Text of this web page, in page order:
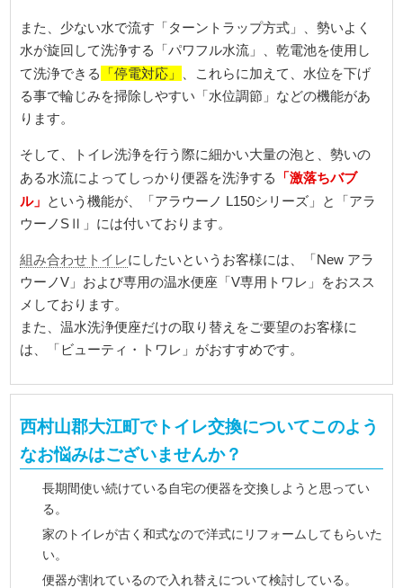
また、少ない水で流す「ターントラップ方式」、勢いよく
水が旋回して洗浄する「パワフル水流」、乾電池を使用し
て洗浄できる
「停電対応」
、これらに加えて、水位を下げ
る事で輪じみを掃除しやすい「水位調節」などの機能があ
ります。
そして、トイレ洗浄を行う際に細かい大量の泡と、勢いの
ある水流によってしっかり便器を洗浄する
「激落ちバブ
ル」
という機能が、「アラウーノ L150シリーズ」と「アラ
ウーノSⅡ」には付いております。
組み合わせトイレにしたいというお客様には、「New アラ
ウーノV」および専用の温水便座「V専用トワレ」をおスス
メしております。
また、温水洗浄便座だけの取り替えをご要望のお客様に
は、「ビューティ・トワレ」がおすすめです。
西村山郡大江町でトイレ交換についてこのよう
なお悩みはございませんか？
長期間使い続けている自宅の便器を交換しようと思ってい
る。
家のトイレが古く和式なので洋式にリフォームしてもらいた
い。
便器が割れているので入れ替えについて検討している。